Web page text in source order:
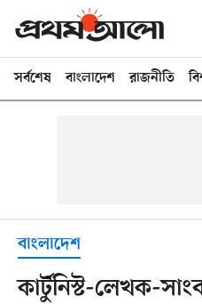
সর্বশেষ বাংলাদেশ রাজনীতি
বাংলাদেশ
কার্টুনিস্ট-লেখক-